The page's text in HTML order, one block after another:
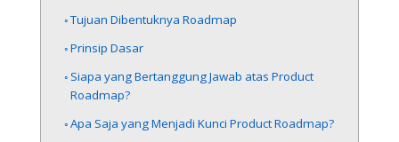
Tujuan Dibentuknya Roadmap
Prinsip Dasar
Siapa yang Bertanggung Jawab atas Product
Roadmap?
Apa Saja yang Menjadi Kunci Product Roadmap?